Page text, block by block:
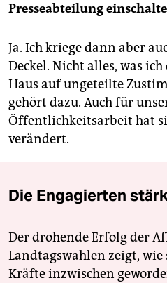
Presseabteilung
Ja. Ich kriege dann aber
Deckel. Nicht alles, was
Haus auf ungeteilte
gehört dazu. Auch für
Öffentlichkeitsarbeit hat
verändert.
Die Engagierten
Der drohende Erfolg der
Landtagswahlen zeigt,
Kräfte inzwischen